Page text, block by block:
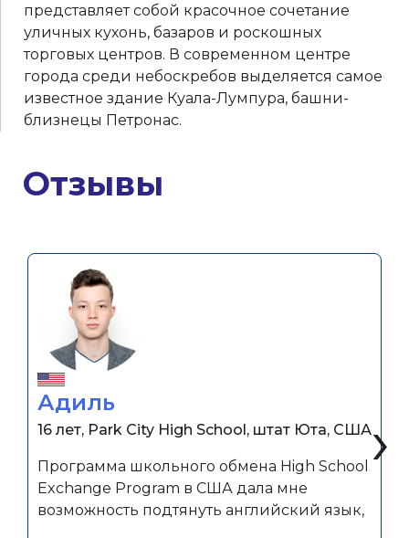
представляет собой красочное сочетание
уличных кухонь, базаров и роскошных
торговых центров. В современном центре
города среди небоскребов выделяется самое
известное здание Куала-Лумпура, башни-
близнецы Петронас.
Отзывы
Адиль
16 лет, Park City High School, штат Юта, США
Программа школьного обмена High School
Exchange Program в США дала мне
возможность подтянуть английский язык,
›